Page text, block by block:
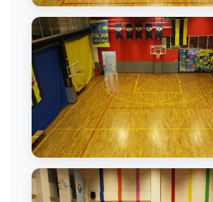
Basketbol Salonu
Basketbol Maçı